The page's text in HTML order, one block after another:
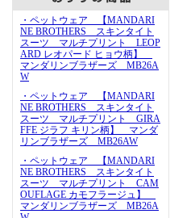
・ペットウェア 【MANDARI
NE BROTHERS スキンタイト
スーツ マルチプリント LEOP
ARD レオパード ヒョウ柄】
マンダリンブラザーズ MB26A
W
・ペットウェア 【MANDARI
NE BROTHERS スキンタイト
スーツ マルチプリント GIRA
FFE ジラフ キリン柄】 マンダ
リンブラザーズ MB26AW
・ペットウェア 【MANDARI
NE BROTHERS スキンタイト
スーツ マルチプリント CAM
OUFLAGE カモフラージュ】
マンダリンブラザーズ MB26A